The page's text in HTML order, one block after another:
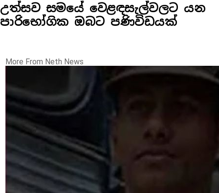
උත්සව සමයේ වෙළඳසැල්වලට යන
පාරිභෝගික ඔබට පණිවිඩයක්
More From Neth News